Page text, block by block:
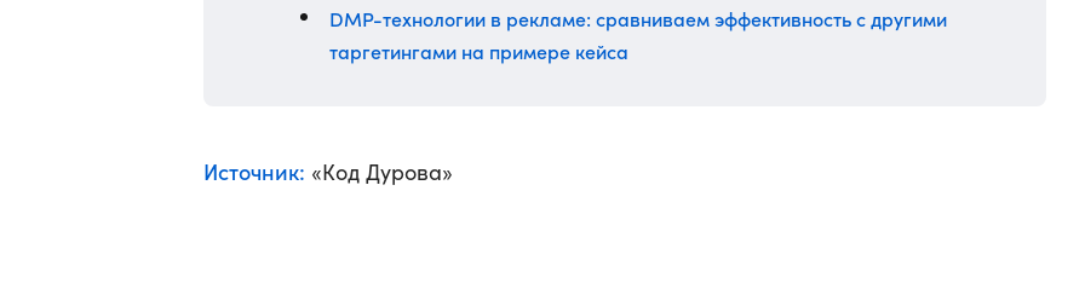
DMP-технологии в рекламе: сравниваем эффективность с другими
таргетингами на примере кейса
Источник: «Код Дурова»